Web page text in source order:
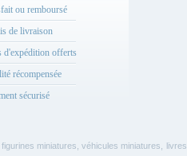
ou remboursé
de livraison
d'expédition offerts
récompensée
sécurisé
miniatures, véhicules miniatures, livres